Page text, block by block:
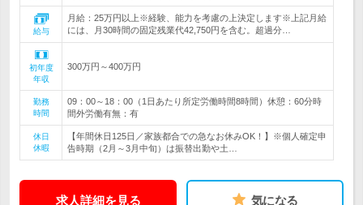
給与
月給：25万円以上※経験、能力を考慮の上決定します※上記月給
には、月30時間の固定残業代42,750円を含む。超過分…
初年度
年収
300万円～400万円
勤務
時間
09：00～18：00（1日あたり所定労働時間8時間）休憩：60分時
間外労働有無：有
休日
休暇
【年間休日125日／家族都合での急なお休みOK！】※個人確定申
告時期（2月～3月中旬）は振替出勤や土…
求人詳細を見る 気になる